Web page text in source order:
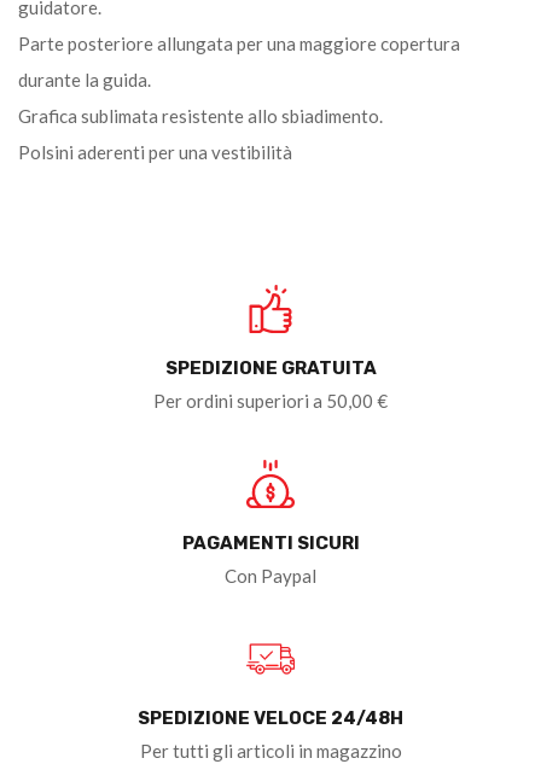
guidatore.
Parte posteriore allungata per una maggiore copertura
durante la guida.
Grafica sublimata resistente allo sbiadimento.
Polsini aderenti per una vestibilità
SPEDIZIONE GRATUITA
Per ordini superiori a 50,00 €
PAGAMENTI SICURI
Con Paypal
SPEDIZIONE VELOCE 24/48H
Per tutti gli articoli in magazzino